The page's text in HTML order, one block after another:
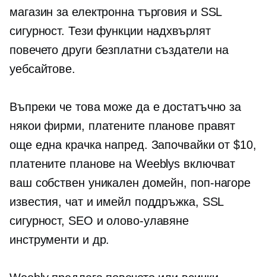
магазин за електронна търговия и SSL
сигурност. Тези функции надхвърлят
повечето други безплатни създатели на
уебсайтове.
Въпреки че това може да е достатъчно за
някои фирми, платените планове правят
още една крачка напред. Започвайки от $10,
платените планове на Weeblys включват
ваш собствен уникален домейн, поп-нагоре
известия, чат и имейл поддръжка, SSL
сигурност, SEO иолово-улавяне
инструменти и др.